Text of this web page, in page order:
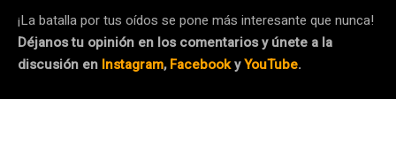
¡La batalla por tus oídos se pone más interesante que nunca!
Déjanos tu opinión en los comentarios y únete a la
discusión en Instagram,FacebookyYouTube.